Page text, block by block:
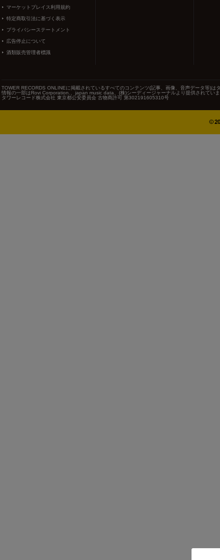
マーケットプレイス利用規約
特定商取引法に基づく表示
プライバシーステートメント
広告停止について
酒類販売管理者標識
TOWER RECORDS ONLINEに掲載されているすべてのコンテンツ(記事、画像、音声データ等)
情報の一部はRovi Corporation.、japan music data、(株)シーディージャーナルより提供されてい
タワーレコード株式会社 東京都公安委員会 古物商許可 第302191605310号